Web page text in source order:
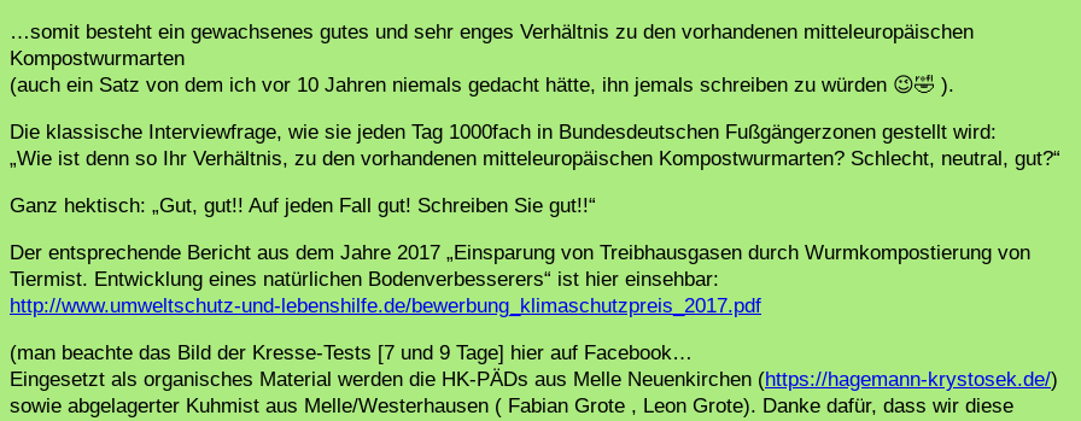
…somit besteht ein gewachsenes gutes und sehr enges Verhältnis zu den vorhandenen mitteleuropäischen
Kompostwurmarten
(auch ein Satz von dem ich vor 10 Jahren niemals gedacht hätte, ihn jemals schreiben zu würden 😉🤣 ).
Die klassische Interviewfrage, wie sie jeden Tag 1000fach in Bundesdeutschen Fußgängerzonen gestellt wird:
„Wie ist denn so Ihr Verhältnis, zu den vorhandenen mitteleuropäischen Kompostwurmarten? Schlecht, neutral, gut?“
Ganz hektisch: „Gut, gut!! Auf jeden Fall gut! Schreiben Sie gut!!“
Der entsprechende Bericht aus dem Jahre 2017 „Einsparung von Treibhausgasen durch Wurmkompostierung von
Tiermist. Entwicklung eines natürlichen Bodenverbesserers“ ist hier einsehbar:
http://www.umweltschutz-und-lebenshilfe.de/bewerbung_klimaschutzpreis_2017.pdf
(man beachte das Bild der Kresse-Tests [7 und 9 Tage] hier auf Facebook…
Eingesetzt als organisches Material werden die HK-PÄDs aus Melle Neuenkirchen (https://hagemann-krystosek.de/)
sowie abgelagerter Kuhmist aus Melle/Westerhausen ( Fabian Grote , Leon Grote). Danke dafür, dass wir diese